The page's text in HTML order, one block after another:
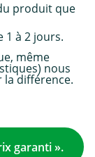
produit que
1 à 2 jours.
même
nous
la différence.
garanti ».